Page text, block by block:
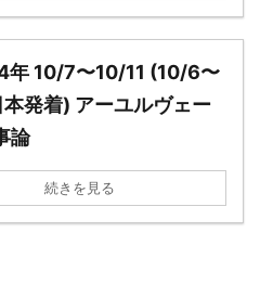
10/7〜10/11 (10/6〜
発着) アーユルヴェー
論
続きを見る